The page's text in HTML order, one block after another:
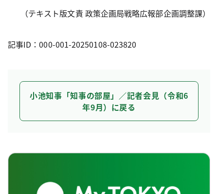
（テキスト版文責 政策企画局戦略広報部企画調整課）
記事ID：000-001-20250108-023820
小池知事「知事の部屋」／記者会見（令和6
年9月）に戻る